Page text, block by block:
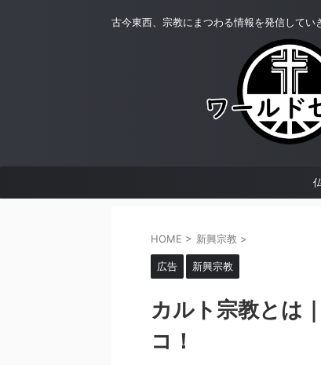
古今東西、宗教にまつわる情報を発信してい
HOME > 新興宗教 >
広告 新興宗教
カルト宗教とは
コ！